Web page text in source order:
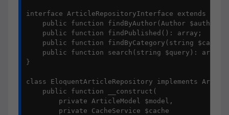
interface ArticleRepositoryInterface extends
public function findByAuthor(Author $author):
    public function findPublished(): array;
public function findByCategory(string
    public function search(string $query): array;
}
class EloquentArticleRepository implements
    public function __construct(
        private ArticleModel $model,
        private CacheService $cache